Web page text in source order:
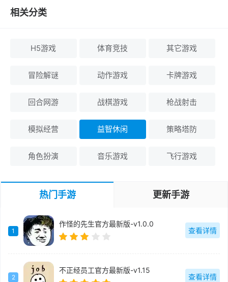
相关分类
H5游戏 体育竞技 其它游戏
冒险解谜 动作游戏 卡牌游戏
回合网游 战棋游戏 枪战射击
模拟经营 益智休闲 策略塔防
角色扮演 音乐游戏 飞行游戏
热门手游 更新手游
1
作怪的先生官方最新版-v1.0.0
查看详情
2
不正经员工官方最新版-v1.15
查看详情